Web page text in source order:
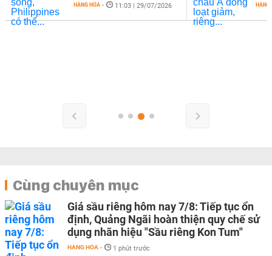
HÀNG
HÀNG HÓA - 11:03 | 29/07/2026
Cùng chuyên mục
Giá sầu riêng hôm nay 7/8: Tiếp tục ổn
định, Quảng Ngãi hoàn thiện quy chế sử
dụng nhãn hiệu "Sầu riêng Kon Tum"
HÀNG HÓA - 1 phút trước